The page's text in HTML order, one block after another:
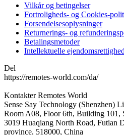
Vilkår og betingelser
Fortroligheds- og Cookies-
Forsendelsesoplysninger
Returnerings- og
Betalingsmetoder
Intellektuelle
Del
https://remotes-world.com/da/
Kontakter Remotes World
Sense Say Technology (Shenzhen)
Room A08, Floor 6th, Building 101,
3019 Huaqiang North Road, Futian
province, 518000, China